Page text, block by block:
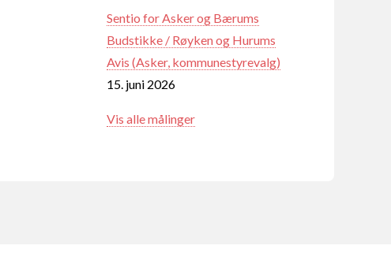
Sentio for Asker og Bærums
Budstikke / Røyken og Hurums
Avis (Asker, kommunestyrevalg)
15. juni 2026
Vis alle målinger